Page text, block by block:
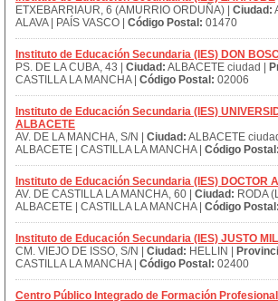
ETXEBARRIAUR, 6 (AMURRIO ORDUÑA) | Ciudad:
ALAVA | PAÍS VASCO | Código Postal: 01470
Instituto de Educación Secundaria (IES) DON
PS. DE LA CUBA, 43 | Ciudad: ALBACETE ciudad |
CASTILLA LA MANCHA | Código Postal: 02006
Instituto de Educación Secundaria (IES)
ALBACETE
AV. DE LA MANCHA, S/N | Ciudad: ALBACETE
ALBACETE | CASTILLA LA MANCHA | Código Postal:
Instituto de Educación Secundaria (IES) DOCTOR
AV. DE CASTILLA LA MANCHA, 60 | Ciudad: RODA
ALBACETE | CASTILLA LA MANCHA | Código Postal:
Instituto de Educación Secundaria (IES) JUSTO
CM. VIEJO DE ISSO, S/N | Ciudad: HELLIN |
CASTILLA LA MANCHA | Código Postal: 02400
Centro Público Integrado de Formación